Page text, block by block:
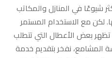
شيوعًا في المنازل والمكاتب
لكن مع الاستخدام المستمر
تظهر بعض الأعطال التي تتطلب
نفخر بتقديم خدمة